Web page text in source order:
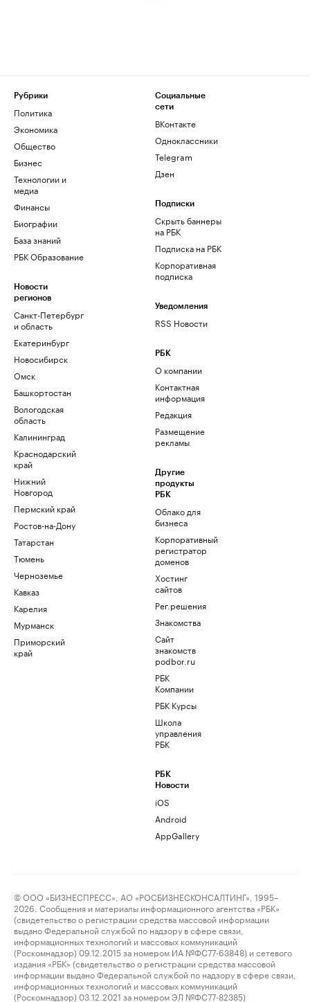
Рубрики
Политика
Экономика
Общество
Бизнес
Технологии и
медиа
Финансы
Биографии
База знаний
РБК Образование
Новости
регионов
Санкт-Петербург
и область
Екатеринбург
Новосибирск
Омск
Башкортостан
Вологодская
область
Калининград
Краснодарский
край
Нижний
Новгород
Пермский край
Ростов-на-Дону
Татарстан
Тюмень
Черноземье
Кавказ
Карелия
Мурманск
Приморский
край
Социальные
сети
ВКонтакте
Одноклассники
Telegram
Дзен
Подписки
Скрыть баннеры
на РБК
Подписка на РБК
Корпоративная
подписка
Уведомления
RSS Новости
РБК
О компании
Контактная
информация
Редакция
Размещение
рекламы
Другие
продукты
РБК
Облако для
бизнеса
Корпоративный
регистратор
доменов
Хостинг
сайтов
Рег.решения
Знакомства
Сайт
знакомств
podbor.ru
РБК
Компании
РБК Курсы
Школа
управления
РБК
РБК
Новости
iOS
Android
AppGallery
© ООО «БИЗНЕСПРЕСС», АО «РОСБИЗНЕСКОНСАЛТИНГ», 1995–
2026. Сообщения и материалы информационного агентства «РБК»
(свидетельство о регистрации средства массовой информации
выдано Федеральной службой по надзору в сфере связи,
информационных технологий и массовых коммуникаций
(Роскомнадзор) 09.12.2015 за номером ИА №ФС77-63848) и сетевого
издания «РБК» (свидетельство о регистрации средства массовой
информации выдано Федеральной службой по надзору в сфере связи,
информационных технологий и массовых коммуникаций
(Роскомнадзор) 03.12.2021 за номером ЭЛ №ФС77-82385)